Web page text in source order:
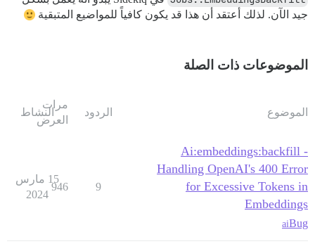
جيد الآن. لذلك أعتقد أن هذا قد يكون كافياً للمواضيع المتبقية
الموضوعات ذات الصلة
الموضوع الردود
مرات
العرض
النشاط
Ai:embeddings:backfill -
Handling OpenAI's 400 Error
for Excessive Tokens in
Embeddings
Bug
ai
9
946
15 مارس
2024